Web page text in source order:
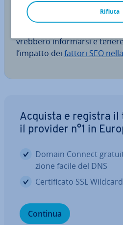
Scegliere il nome di un sito
complesso di quello che
vreb­be­ro in­for­mar­si e
l’impatto dei fattori SEO
Acquista e registra il
il provider n°1 in
Domain Connect
zio­ne facile del DNS
Cer­ti­fi­ca­to SSL
Continua
Rifiuta